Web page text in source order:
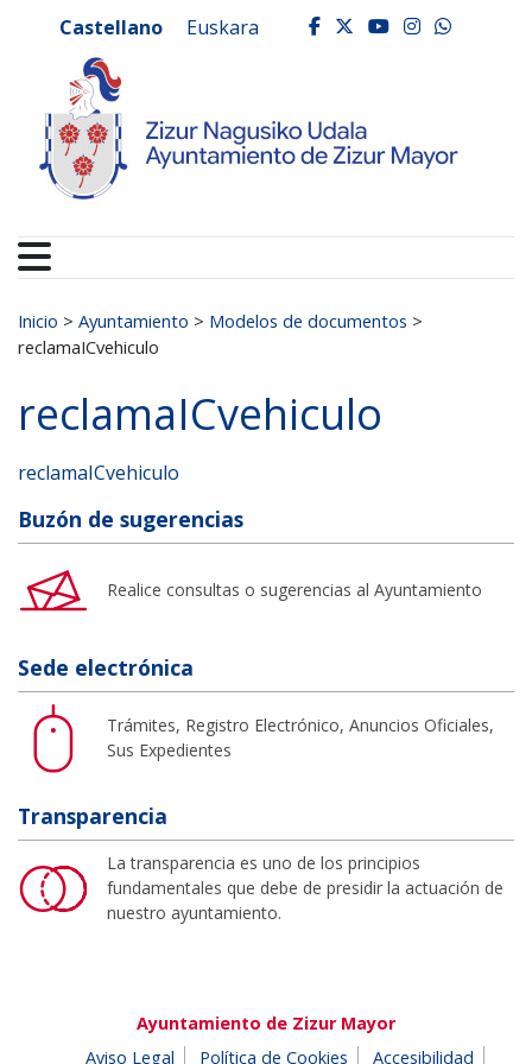
Ayuntamiento de
Castellano Euskara facebook
twitter
youtube
Buscar:
Inicio > Ayuntamiento > Modelos de documentos >
reclamaICvehiculo
reclamaICvehiculo
reclamaICvehiculo
Buzón de sugerencias
Realice consultas o sugerencias al Ayuntamiento
Sede electrónica
Trámites, Registro Electrónico, Anuncios Oficiales,
Sus Expedientes
Transparencia
La transparencia es uno de los principios
fundamentales que debe de presidir la actuación de
nuestro ayuntamiento.
Ayuntamiento de Zizur Mayor
Aviso Legal
Política de Cookies Accesibilidad